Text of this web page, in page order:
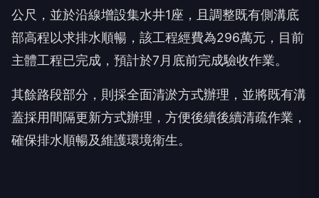
公尺，並於沿線增設集水井1座，且調整既有側溝底
部高程以求排水順暢，該工程經費為296萬元，目前
主體工程已完成，預計於7月底前完成驗收作業。
其餘路段部分，則採全面清淤方式辦理，並將既有溝
蓋採用間隔更新方式辦理，方便後續後續清疏作業，
確保排水順暢及維護環境衛生。